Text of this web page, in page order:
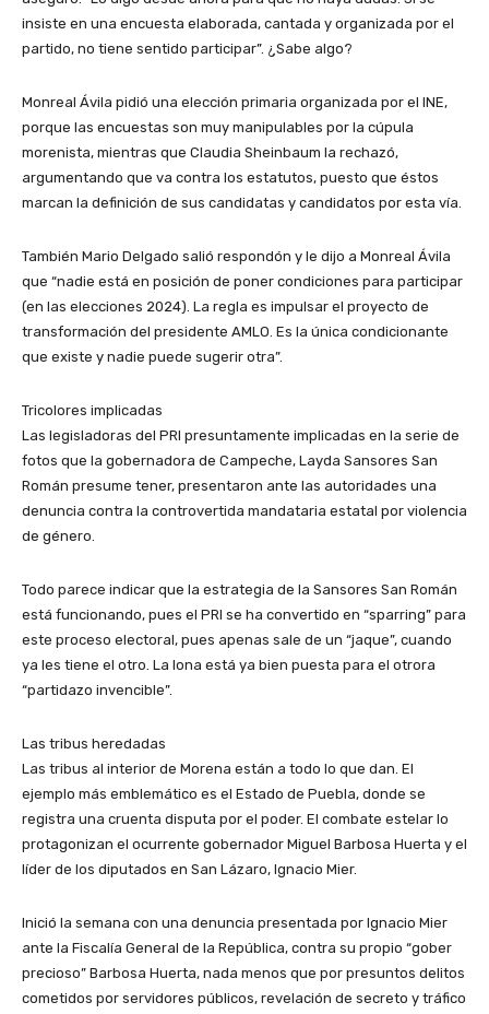
insiste en una encuesta elaborada, cantada y organizada por el
partido, no tiene sentido participar”. ¿Sabe algo?
Monreal Ávila pidió una elección primaria organizada por el INE,
porque las encuestas son muy manipulables por la cúpula
morenista, mientras que Claudia Sheinbaum la rechazó,
argumentando que va contra los estatutos, puesto que éstos
marcan la definición de sus candidatas y candidatos por esta vía.
También Mario Delgado salió respondón y le dijo a Monreal Ávila
que “nadie está en posición de poner condiciones para participar
(en las elecciones 2024). La regla es impulsar el proyecto de
transformación del presidente AMLO. Es la única condicionante
que existe y nadie puede sugerir otra”.
Tricolores implicadas
Las legisladoras del PRI presuntamente implicadas en la serie de
fotos que la gobernadora de Campeche, Layda Sansores San
Román presume tener, presentaron ante las autoridades una
denuncia contra la controvertida mandataria estatal por violencia
de género.
Todo parece indicar que la estrategia de la Sansores San Román
está funcionando, pues el PRI se ha convertido en “sparring” para
este proceso electoral, pues apenas sale de un “jaque”, cuando
ya les tiene el otro. La lona está ya bien puesta para el otrora
“partidazo invencible”.
Las tribus heredadas
Las tribus al interior de Morena están a todo lo que dan. El
ejemplo más emblemático es el Estado de Puebla, donde se
registra una cruenta disputa por el poder. El combate estelar lo
protagonizan el ocurrente gobernador Miguel Barbosa Huerta y el
líder de los diputados en San Lázaro, Ignacio Mier.
Inició la semana con una denuncia presentada por Ignacio Mier
ante la Fiscalía General de la República, contra su propio “gober
precioso” Barbosa Huerta, nada menos que por presuntos delitos
cometidos por servidores públicos, revelación de secreto y tráfico